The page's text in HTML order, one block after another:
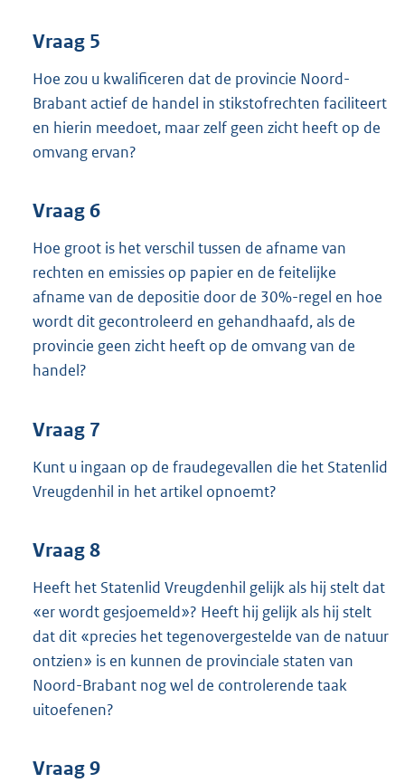
Vraag 5
Hoe zou u kwalificeren dat de provincie Noord-
Brabant actief de handel in stikstofrechten faciliteert
en hierin meedoet, maar zelf geen zicht heeft op de
omvang ervan?
Vraag 6
Hoe groot is het verschil tussen de afname van
rechten en emissies op papier en de feitelijke
afname van de depositie door de 30%-regel en hoe
wordt dit gecontroleerd en gehandhaafd, als de
provincie geen zicht heeft op de omvang van de
handel?
Vraag 7
Kunt u ingaan op de fraudegevallen die het Statenlid
Vreugdenhil in het artikel opnoemt?
Vraag 8
Heeft het Statenlid Vreugdenhil gelijk als hij stelt dat
«er wordt gesjoemeld»? Heeft hij gelijk als hij stelt
dat dit «precies het tegenovergestelde van de natuur
ontzien» is en kunnen de provinciale staten van
Noord-Brabant nog wel de controlerende taak
uitoefenen?
Vraag 9